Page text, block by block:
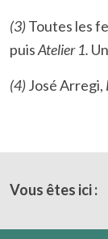
(3)Toutes les
puisAtelier 1.
(4)José Arregi,
Vous êtes ici :